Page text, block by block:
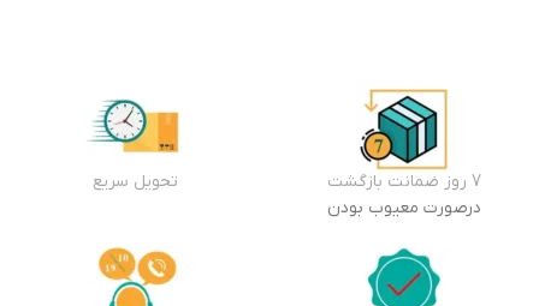
7 روز ضمانت بازگشت
درصورت معیوب بودن
تحویل سریع